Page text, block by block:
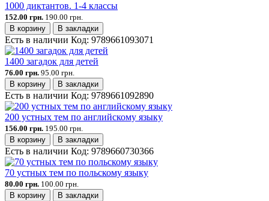
1000 диктантов. 1-4 классы
152.00 грн. 190.00 грн.
В корзину
В закладки
Есть в наличии Код: 9789661093071
1400 загадок для детей
76.00 грн. 95.00 грн.
В корзину
В закладки
Есть в наличии Код: 9789661092890
200 устных тем по английскому языку
156.00 грн. 195.00 грн.
В корзину
В закладки
Есть в наличии Код: 9789660730366
70 устных тем по польскому языку
80.00 грн. 100.00 грн.
В корзину
В закладки